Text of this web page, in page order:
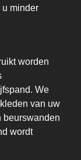
minder
worden
We
van uw
beurswanden
wordt